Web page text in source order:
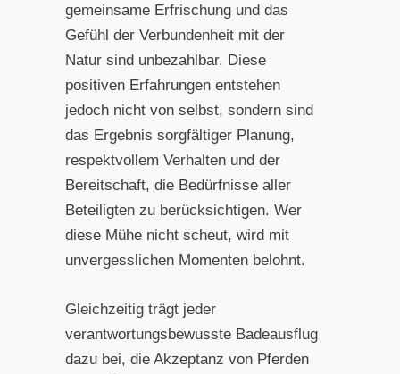
gemeinsame Erfrischung und das
Gefühl der Verbundenheit mit der
Natur sind unbezahlbar. Diese
positiven Erfahrungen entstehen
jedoch nicht von selbst, sondern sind
das Ergebnis sorgfältiger Planung,
respektvollem Verhalten und der
Bereitschaft, die Bedürfnisse aller
Beteiligten zu berücksichtigen. Wer
diese Mühe nicht scheut, wird mit
unvergesslichen Momenten belohnt.
Gleichzeitig trägt jeder
verantwortungsbewusste Badeausflug
dazu bei, die Akzeptanz von Pferden